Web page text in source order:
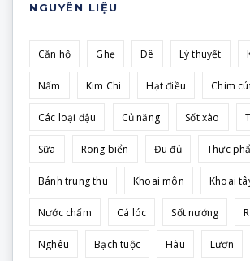
NGUYÊN LIỆU
Căn hộ Ghẹ Dê Lý thuyết
Nấm Kim Chi Hạt điều Chim
Các loại đậu Củ năng Sốt xào
Sữa Rong biển Đu đủ Thực
Bánh trung thu Khoai môn Khoai
Nước chấm Cá lóc Sốt nướng
Nghêu Bạch tuộc Hàu Lươn